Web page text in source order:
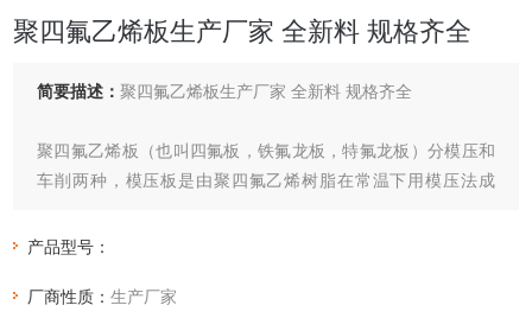
聚四氟乙烯板生产厂家 全新料 规格齐全
简要描述：聚四氟乙烯板生产厂家 全新料 规格齐全
聚四氟乙烯板（也叫四氟板，铁氟龙板，特氟龙板）分模压和
车削两种，模压板是由聚四氟乙烯树脂在常温下用模压法成
产品型号：
厂商性质：生产厂家